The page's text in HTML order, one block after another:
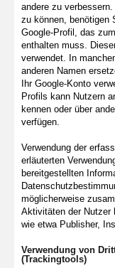
andere zu
zu können, benötigen
Google-Profil, das
enthalten muss.
verwendet. In
anderen Namen
Ihr Google-Konto
Profils kann Nutzern
kennen oder über
verfügen.
Verwendung der
erläuterten
bereitgestellten
möglicherweise
Aktivitäten der Nutzer
wie etwa Publisher,
Verwendung von
(Trackingtools)